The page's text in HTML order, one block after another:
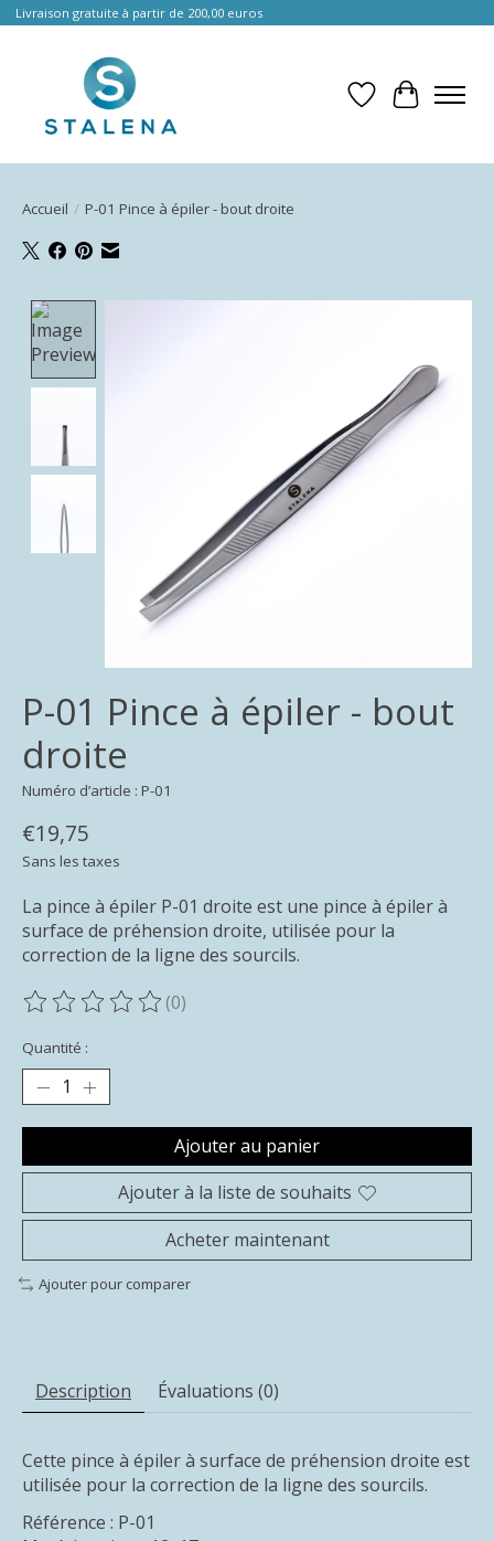
Livraison gratuite à partir de 200,00 euros
Liste dePanier
Accueil / P-01 Pince à épiler - bout droite
P-01 Pince à épiler - bout
droite
Numéro d’article : P-01
€19,75
Sans les taxes
La pince à épiler P-01 droite est une pince à épiler à
surface de préhension droite, utilisée pour la
correction de la ligne des sourcils.
Ce produit est évalué à
(0)
Quantité :
Ajouter au panier
Ajouter à la liste de souhaits
Acheter maintenant
Ajouter pour comparer
Description Évaluations (0)
Cette pince à épiler à surface de préhension droite est
utilisée pour la correction de la ligne des sourcils.
Référence : P-01